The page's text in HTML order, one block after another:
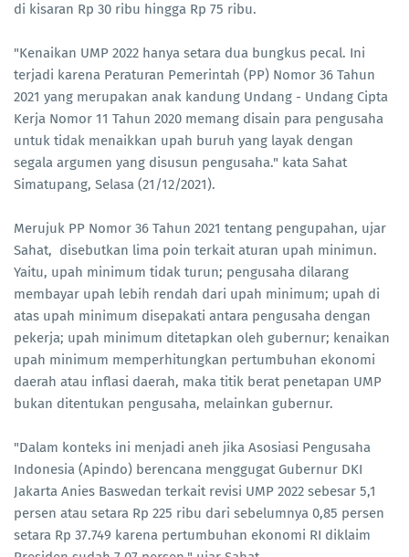
di kisaran Rp 30 ribu hingga Rp 75 ribu.
"Kenaikan UMP 2022 hanya setara dua bungkus pecal. Ini
terjadi karena Peraturan Pemerintah (PP) Nomor 36 Tahun
2021 yang merupakan anak kandung Undang - Undang Cipta
Kerja Nomor 11 Tahun 2020 memang disain para pengusaha
untuk tidak menaikkan upah buruh yang layak dengan
segala argumen yang disusun pengusaha." kata Sahat
Simatupang, Selasa (21/12/2021).
Merujuk PP Nomor 36 Tahun 2021 tentang pengupahan, ujar
Sahat, disebutkan lima poin terkait aturan upah minimun.
Yaitu, upah minimum tidak turun; pengusaha dilarang
membayar upah lebih rendah dari upah minimum; upah di
atas upah minimum disepakati antara pengusaha dengan
pekerja; upah minimum ditetapkan oleh gubernur; kenaikan
upah minimum memperhitungkan pertumbuhan ekonomi
daerah atau inflasi daerah, maka titik berat penetapan UMP
bukan ditentukan pengusaha, melainkan gubernur.
"Dalam konteks ini menjadi aneh jika Asosiasi Pengusaha
Indonesia (Apindo) berencana menggugat Gubernur DKI
Jakarta Anies Baswedan terkait revisi UMP 2022 sebesar 5,1
persen atau setara Rp 225 ribu dari sebelumnya 0,85 persen
setara Rp 37.749 karena pertumbuhan ekonomi RI diklaim